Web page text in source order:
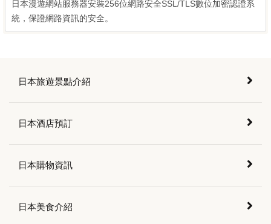
日本漫遊網站服務器安裝256位網路安全SSL/TLS數位加密認證系
統，保證網路資訊的安全。
日本旅遊景點介紹
日本酒店預訂
日本購物資訊
日本美食介紹